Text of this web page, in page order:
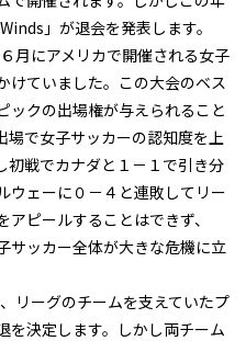
」が退会を発表します。
月にアメリカで開催される女子
けていました。この大会のベス
ックの出場権が与えられること
場で女子サッカーの認知度を上
初戦でカナダと１－１で引き分
ウェーに０－４と連敗してリー
ピールすることはできず、
サッカー全体が大きな危機に立
リーグのチームを支えていたプ
を決定します。しかし両チーム